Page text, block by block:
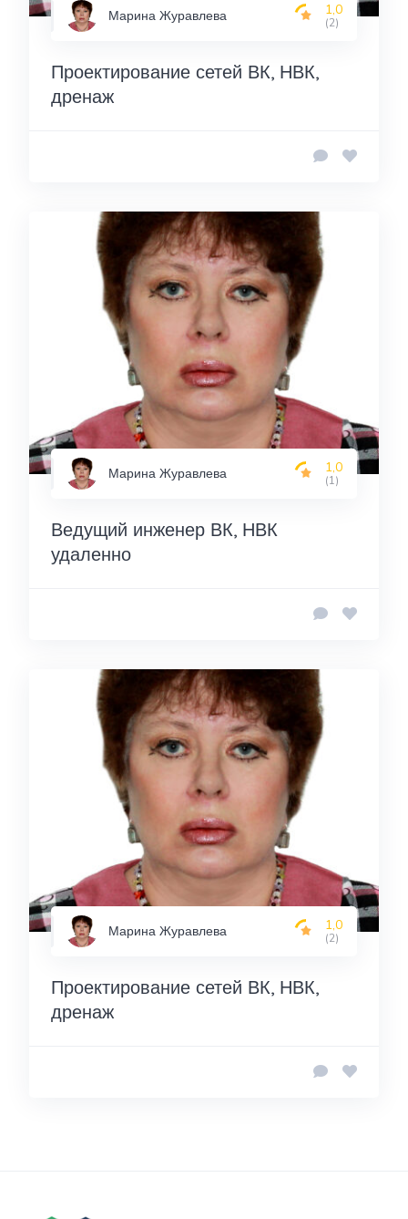
Марина Журавлева 1,0
(2)
Проектирование сетей ВК, НВК,
дренаж
Марина Журавлева 1,0
(1)
Ведущий инженер ВК, НВК
удаленно
Марина Журавлева 1,0
(2)
Проектирование сетей ВК, НВК,
дренаж